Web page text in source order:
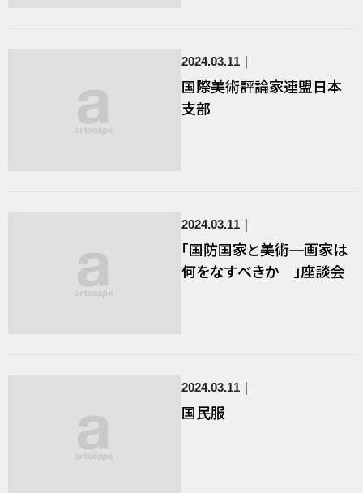
2024.03.11
国際美術評論家連盟日本
支部
2024.03.11
「国防国家と美術─画家は
何をなすべきか─」座談会
2024.03.11
国民服